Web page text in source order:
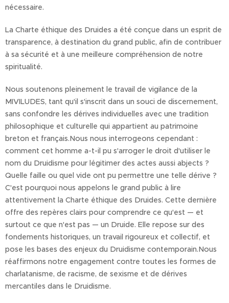
nécessaire.
La Charte éthique des Druides a été conçue dans un esprit de
transparence, à destination du grand public, afin de contribuer
à sa sécurité et à une meilleure compréhension de notre
spiritualité.
Nous soutenons pleinement le travail de vigilance de la
MIVILUDES, tant qu'il s'inscrit dans un souci de discernement,
sans confondre les dérives individuelles avec une tradition
philosophique et culturelle qui appartient au patrimoine
breton et français.Nous nous interrogeons cependant :
comment cet homme a-t-il pu s'arroger le droit d'utiliser le
nom du Druidisme pour légitimer des actes aussi abjects ?
Quelle faille ou quel vide ont pu permettre une telle dérive ?
C'est pourquoi nous appelons le grand public à lire
attentivement la Charte éthique des Druides. Cette dernière
offre des repères clairs pour comprendre ce qu'est — et
surtout ce que n'est pas — un Druide. Elle repose sur des
fondements historiques, un travail rigoureux et collectif, et
pose les bases des enjeux du Druidisme contemporain.Nous
réaffirmons notre engagement contre toutes les formes de
charlatanisme, de racisme, de sexisme et de dérives
mercantiles dans le Druidisme.